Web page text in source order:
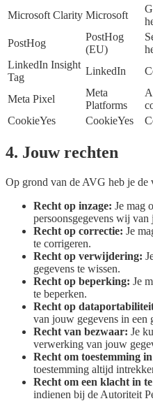
Microsoft Clarity Microsoft
PostHog
PostHog
(EU)
LinkedIn Insight
Tag
LinkedIn
Meta Pixel
Meta
Platforms
CookieYes
CookieYes
4. Jouw rechten
Op grond van de AVG heb je de
Recht op inzage: Je mag
persoonsgegevens wij
Recht op correctie: Je
te corrigeren.
Recht op verwijdering:
gegevens te wissen.
Recht op beperking: Je
te beperken.
Recht op
van jouw gegevens in een
Recht van bezwaar: Je
verwerking van jouw
Recht om toestemming
toestemming altijd
Recht om een klacht in
indienen bij de Autoriteit